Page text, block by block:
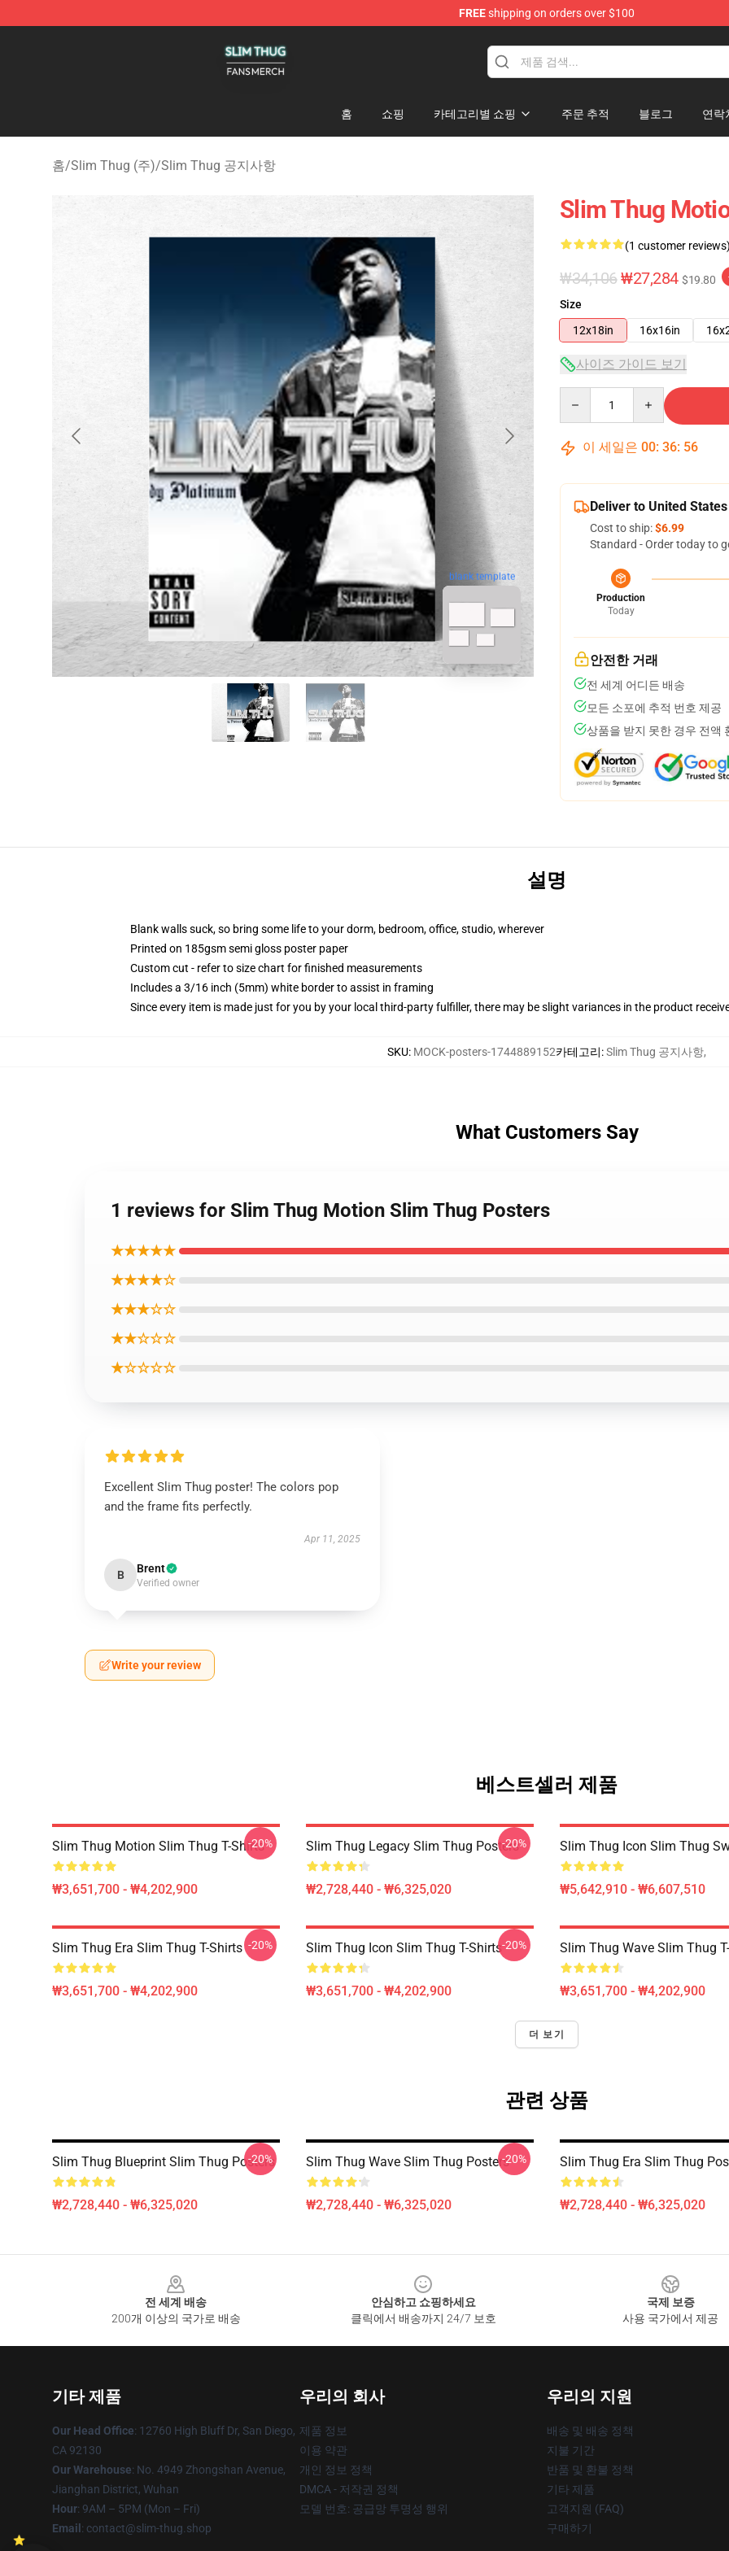
FREEshipping on orders over $100
홈 쇼핑 카테고리별 쇼핑 주문 추적 블로그 연락
홈/Slim Thug (주)/Slim Thug 공지사항
blank template
Slim Thug
(1 customer reviews)
₩34,106₩27,284 $19.80
Size
12x18in
16x16in
사이즈 가이드 보기
이 세일은 00: 36: 55
Deliver to United States
Cost to ship:$6.99
Standard - Order today to
Production
Today
안전한 거래
전 세계 어디든 배송
모든 소포에 추적 번호 제공
상품을 받지 못한 경우 전액
설명
Blank walls suck, so bring some life to your dorm, bedroom, office, studio, wherever
Printed on 185gsm semi gloss poster paper
Custom cut - refer to size chart for finished measurements
Includes a 3/16 inch (5mm) white border to assist in framing
Since every item is made just for you by your local third-party fulfiller, there may be slight variances in the product
SKU: MOCK-posters-1744889152카테고리:Slim Thug 공지사항,
What Customers Say
1 reviews for Slim Thug Motion Slim Thug Posters
★★★★★
★★★★☆
★★★☆☆
★★☆☆☆
★☆☆☆☆
Excellent Slim Thug poster! The colors pop
and the frame fits perfectly.
Apr 11, 2025
B Brent
Verified owner
Write your review
베스트셀러 제품
Slim Thug Motion Slim Thug T-Shirts
₩3,651,700 - ₩4,202,900
-20% Slim Thug Legacy Slim Thug Posters
₩2,728,440 - ₩6,325,020
-20% Slim Thug Icon Slim Thug
₩5,642,910 - ₩6,607,510
Slim Thug Era Slim Thug T-Shirts
₩3,651,700 - ₩4,202,900
-20% Slim Thug Icon Slim Thug T-Shirts
₩3,651,700 - ₩4,202,900
-20% Slim Thug Wave Slim Thug
₩3,651,700 - ₩4,202,900
더 보기
관련 상품
Slim Thug Blueprint Slim Thug Posters
₩2,728,440 - ₩6,325,020
-20% Slim Thug Wave Slim Thug Posters
₩2,728,440 - ₩6,325,020
-20% Slim Thug Era Slim Thug
₩2,728,440 - ₩6,325,020
전 세계 배송
200개 이상의 국가로 배송
안심하고 쇼핑하세요
클릭에서 배송까지 24/7 보호
국제 보증
사용 국가에서 제공
기타 제품
Our Head Office: 12760 High Bluff Dr, San Diego,
CA 92130
Our Warehouse: No. 4949 Zhongshan Avenue,
Jianghan District, Wuhan
Hour: 9AM – 5PM (Mon – Fri)
Email : contact@slim-thug.shop
우리의 회사
제품 정보
이용 약관
개인 정보 정책
DMCA - 저작권 정책
모델 번호: 공급망 투명성 행위
우리의 지원
배송 및 배송 정책
지불 기간
반품 및 환불 정책
기타 제품
고객지원 (FAQ)
구매하기